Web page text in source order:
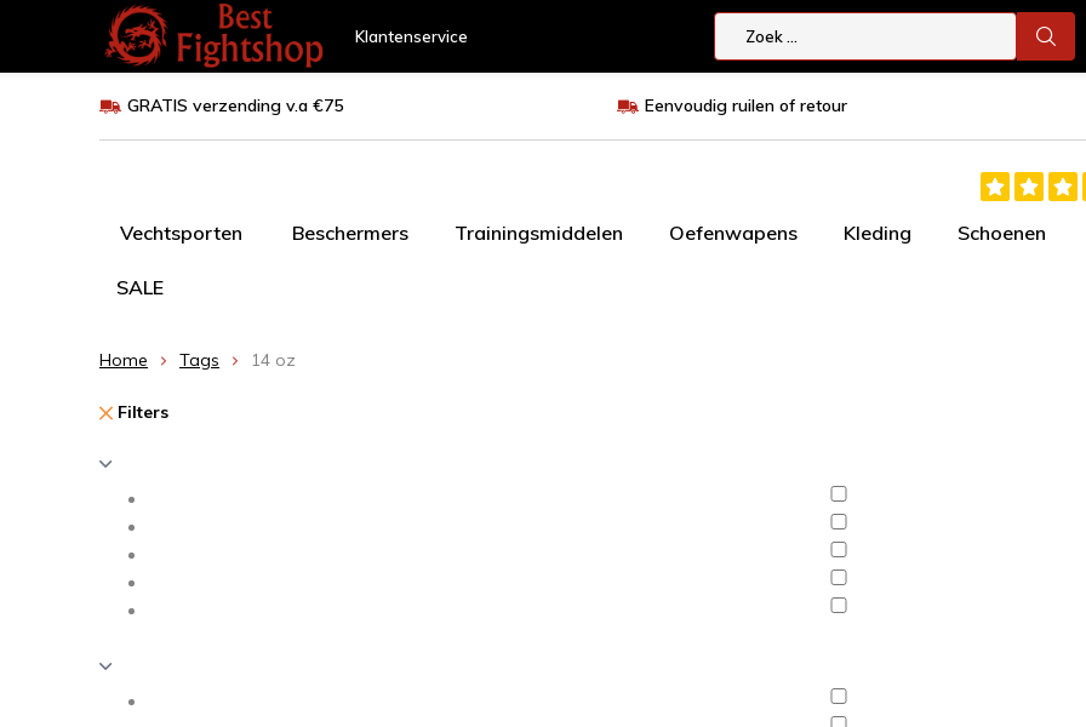
Klantenservice
GRATIS verzending v.a €75 Eenvoudig ruilen of retour
Vechtsporten Beschermers Trainingsmiddelen Oefenwapens Kleding Schoenen
SALE
Home Tags 14 oz
Filters